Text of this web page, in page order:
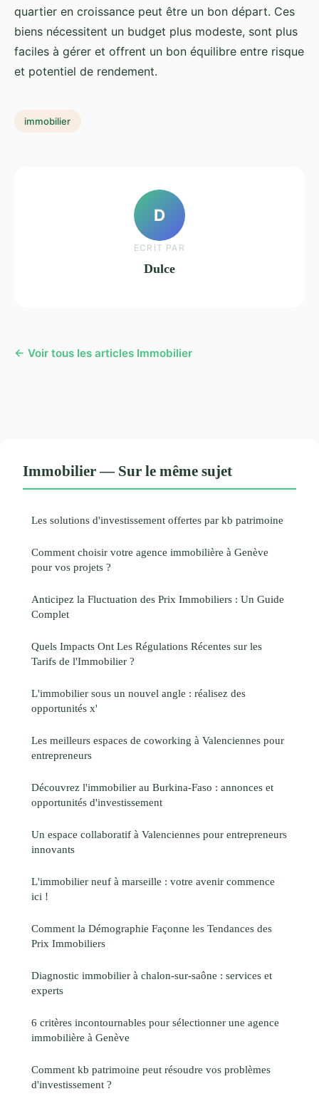
quartier en croissance peut être un bon départ. Ces
biens nécessitent un budget plus modeste, sont plus
faciles à gérer et offrent un bon équilibre entre risque
et potentiel de rendement.
immobilier
D
ECRIT PAR
Dulce
← Voir tous les articles Immobilier
Immobilier — Sur le même sujet
Les solutions d'investissement offertes par kb patrimoine
Comment choisir votre agence immobilière à Genève
pour vos projets ?
Anticipez la Fluctuation des Prix Immobiliers : Un Guide
Complet
Quels Impacts Ont Les Régulations Récentes sur les
Tarifs de l'Immobilier ?
L'immobilier sous un nouvel angle : réalisez des
opportunités x'
Les meilleurs espaces de coworking à Valenciennes pour
entrepreneurs
Découvrez l'immobilier au Burkina-Faso : annonces et
opportunités d'investissement
Un espace collaboratif à Valenciennes pour entrepreneurs
innovants
L'immobilier neuf à marseille : votre avenir commence
ici !
Comment la Démographie Façonne les Tendances des
Prix Immobiliers
Diagnostic immobilier à chalon-sur-saône : services et
experts
6 critères incontournables pour sélectionner une agence
immobilière à Genève
Comment kb patrimoine peut résoudre vos problèmes
d'investissement ?